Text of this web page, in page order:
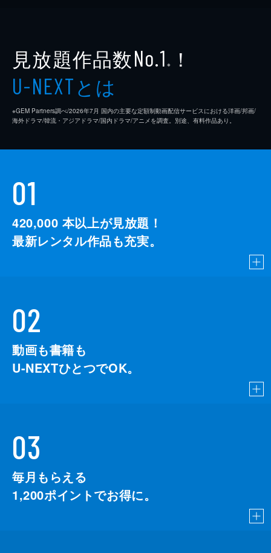
見放題作品数No.1 ※ ！
U-NEXTとは
※GEM Partners調べ/2026年7⽉ 国内の主要な定額制動画配信サービスにおける洋画/邦画/
海外ドラマ/韓流・アジアドラマ/国内ドラマ/アニメを調査。別途、有料作品あり。
01
420,000 本以上が見放題！
最新レンタル作品も充実。
02
動画も書籍も
U-NEXTひとつでOK。
03
毎月もらえる
1,200ポイントでお得に。